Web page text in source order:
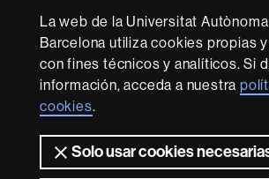
La web de la Universitat
Barcelona utiliza cookies propias
con fines técnicos y analíticos. Si
información, acceda a nuestra
cookies.
Solo usar cookies
-
Con la financiación de
Sobre
esta
web Aviso legal Protección de